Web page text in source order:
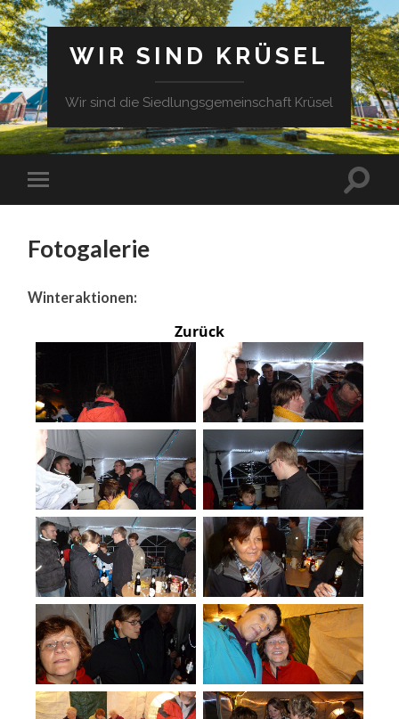
WIR SIND KRÜSEL
Wir sind die Siedlungsgemeinschaft Krüsel
Fotogalerie
Winteraktionen:
Zurück